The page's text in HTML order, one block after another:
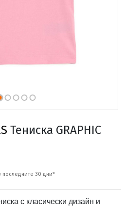
Тениска GRAPHIC
30 дни*
с класически дизайн и